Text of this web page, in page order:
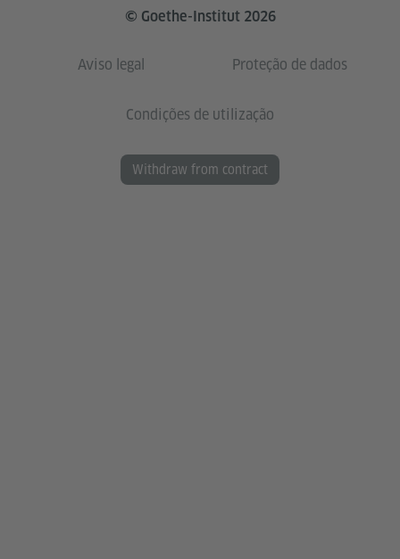
© Goethe-Institut 2026
Aviso legal Proteção de dados
Condições de utilização
Withdraw from contract